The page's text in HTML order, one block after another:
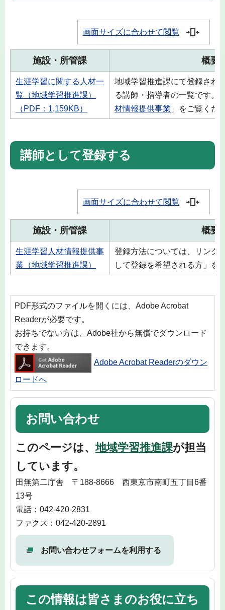
画面サイズに合わせて閲覧
施設・所管課 概要
生涯学習に関する人材一
覧（地域学習推進課）
（PDF：1,159KB）
地域学習推進課にて登録され
る講師・指導者の一覧です。
材情報提供事業 」をご覧くだ
講師として登録する
画面サイズに合わせて閲覧
施設・所管課 概要
生涯学習人材情報提供事
業（地域学習推進課）
登録方法については、リンク
して登録を希望される方」を
PDF形式のファイルを開くには、Adobe Acrobat
Readerが必要です。
お持ちでない方は、Adobe社から無償でダウンロード
できます。
Adobe Acrobat Readerのダウン
ロードへ
お問い合わせ
このページは、地域学習推進課が担当
しています。
田無第二庁舎 〒188-8666 西東京市南町五丁目6番
13号
電話：042-420-2831
ファクス：042-420-2891
お問い合わせフォームを利用する
この情報は皆さまのお役に立ち